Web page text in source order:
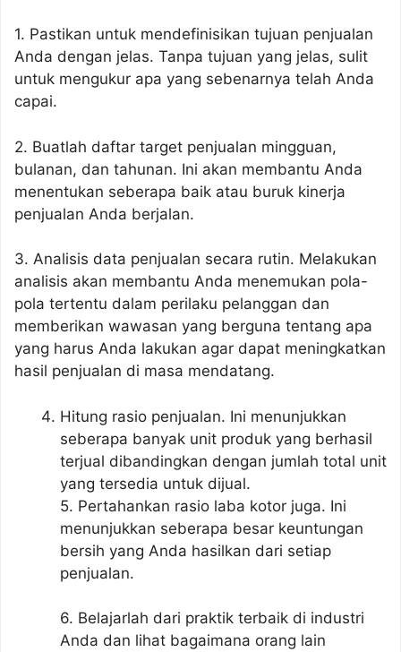
1. Pastikan untuk mendefinisikan tujuan penjualan
Anda dengan jelas. Tanpa tujuan yang jelas, sulit
untuk mengukur apa yang sebenarnya telah Anda
capai.
2. Buatlah daftar target penjualan mingguan,
bulanan, dan tahunan. Ini akan membantu Anda
menentukan seberapa baik atau buruk kinerja
penjualan Anda berjalan.
3. Analisis data penjualan secara rutin. Melakukan
analisis akan membantu Anda menemukan pola-
pola tertentu dalam perilaku pelanggan dan
memberikan wawasan yang berguna tentang apa
yang harus Anda lakukan agar dapat meningkatkan
hasil penjualan di masa mendatang.
Hitung rasio penjualan. Ini menunjukkan
seberapa banyak unit produk yang berhasil
terjual dibandingkan dengan jumlah total unit
yang tersedia untuk dijual.
5. Pertahankan rasio laba kotor juga. Ini
menunjukkan seberapa besar keuntungan
bersih yang Anda hasilkan dari setiap
penjualan.
6. Belajarlah dari praktik terbaik di industri
Anda dan lihat bagaimana orang lain